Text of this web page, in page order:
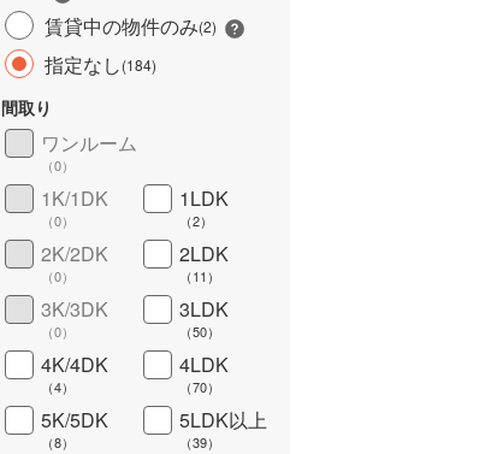
賃貸中の物件のみ(2)
指定なし(184)
間取り
ワンルーム
（0）
1K/1DK
（0）
1LDK
（2）
2K/2DK
（0）
2LDK
（11 ）
3K/3DK
（0）
3LDK
（50）
4K/4DK
（4）
4LDK
（70）
5K/5DK
（8）
5LDK以上
（39）
長期優良住宅
詳しく見る